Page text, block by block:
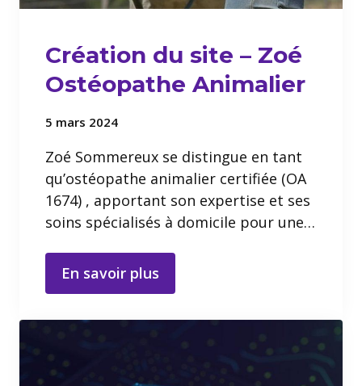
Création du site – Zoé
Ostéopathe Animalier
5 mars 2024
Zoé Sommereux se distingue en tant
qu’ostéopathe animalier certifiée (OA
1674) , apportant son expertise et ses
soins spécialisés à domicile pour une…
En savoir plus